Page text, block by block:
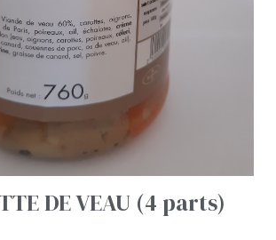
DE VEAU (4 parts)